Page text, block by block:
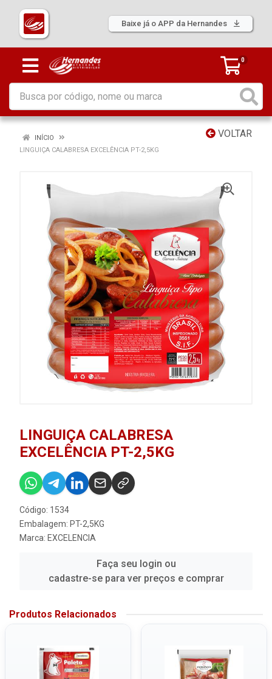
Baixe já o APP da Hernandes
0
VOLTAR
INÍCIO
LINGUIÇA CALABRESA EXCELÊNCIA PT-2,5KG
LINGUIÇA CALABRESA
EXCELÊNCIA PT-2,5KG
Código: 1534
Embalagem: PT-2,5KG
Marca: EXCELENCIA
Faça seu login ou
cadastre-se para ver preços e comprar
Produtos Relacionados